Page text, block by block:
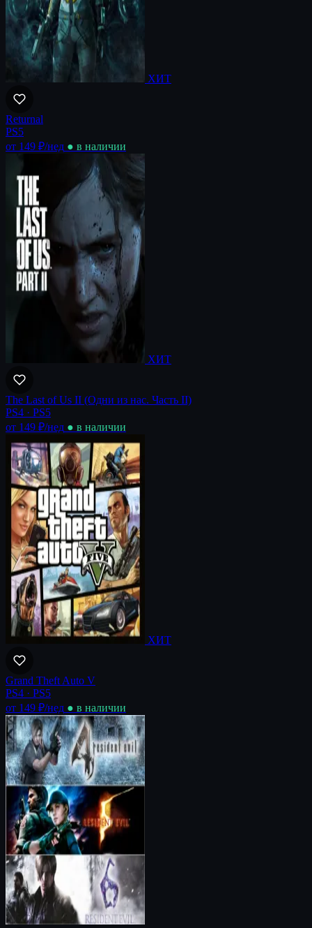
ХИТ
Returnal
PS5
от 149 ₽/нед ● в наличии
ХИТ
The Last of Us II (Одни из нас. Часть II)
PS4 · PS5
от 149 ₽/нед ● в наличии
ХИТ
Grand Theft Auto V
PS4 · PS5
от 149 ₽/нед ● в наличии